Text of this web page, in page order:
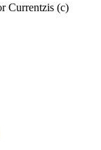
Currentzis (c)